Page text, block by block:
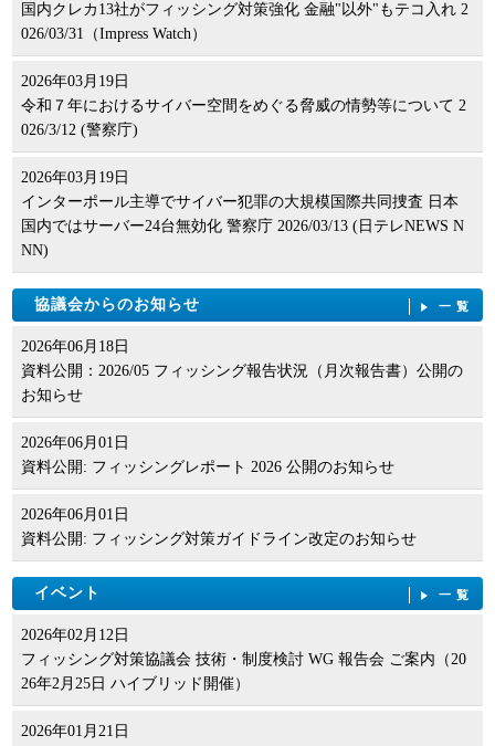
国内クレカ13社がフィッシング対策強化 金融"以外"もテコ入れ 2
026/03/31（Impress Watch）
2026年03月19日
令和７年におけるサイバー空間をめぐる脅威の情勢等について 2
026/3/12 (警察庁)
2026年03月19日
インターポール主導でサイバー犯罪の大規模国際共同捜査 日本
国内ではサーバー24台無効化 警察庁 2026/03/13 (日テレNEWS N
NN)
協議会からのお知らせ 一覧
2026年06月18日
資料公開：2026/05 フィッシング報告状況（月次報告書）公開の
お知らせ
2026年06月01日
資料公開: フィッシングレポート 2026 公開のお知らせ
2026年06月01日
資料公開: フィッシング対策ガイドライン改定のお知らせ
イベント 一覧
2026年02月12日
フィッシング対策協議会 技術・制度検討 WG 報告会 ご案内（20
26年2月25日 ハイブリッド開催）
2026年01月21日